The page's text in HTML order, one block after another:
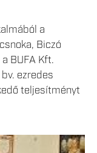
a
Biczó
BUFA Kft.
ezredes
teljesítményt